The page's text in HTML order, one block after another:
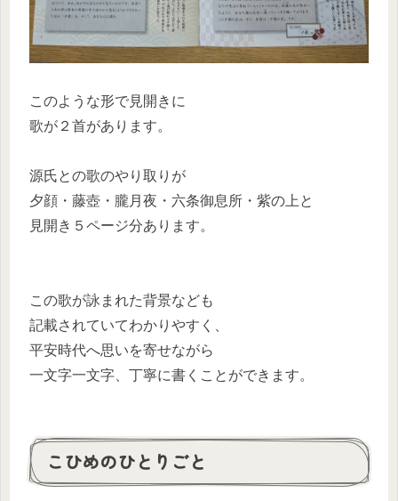
このような形で見開きに
歌が２首があります。
源氏との歌のやり取りが
夕顔・藤壺・朧月夜・六条御息所・紫の上と
見開き５ページ分あります。
この歌が詠まれた背景なども
記載されていてわかりやすく、
平安時代へ思いを寄せながら
一文字一文字、丁寧に書くことができます。
こひめのひとりごと